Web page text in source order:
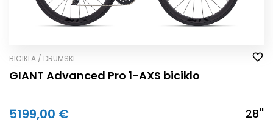
BICIKLA / DRUMSKI
GIANT Advanced Pro 1-AXS biciklo
5199,00 € 28''